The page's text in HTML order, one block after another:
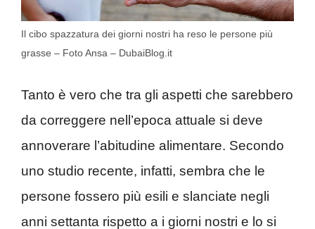
Il cibo spazzatura dei giorni nostri ha reso le persone più
grasse – Foto Ansa – DubaiBlog.it
Tanto è vero che tra gli aspetti che sarebbero
da correggere nell’epoca attuale si deve
annoverare l’abitudine alimentare. Secondo
uno studio recente, infatti, sembra che le
persone fossero più esili e slanciate negli
anni settanta rispetto a i giorni nostri e lo si